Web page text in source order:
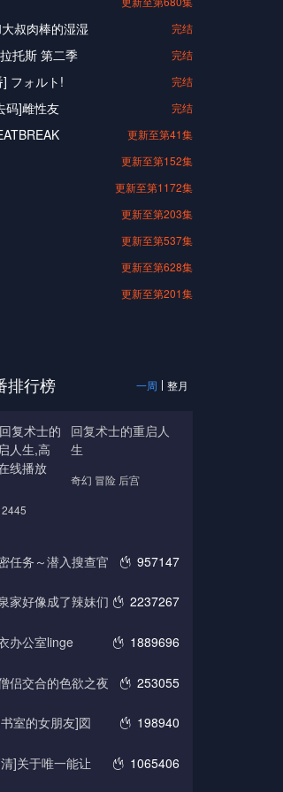
叔肉棒的湿湿 完结
托斯 第二季 完结
フォルト! 完结
码]雌性友 完结
更新至第41集
更新至第152集
更新至第1172集
更新至第203集
更新至第537集
更新至第628集
更新至第201集
排行榜 一周 整月
回复术士的重启人
生
奇幻 冒险 后宫
957147
任务～潜入搜查官
2237267
家好像成了辣妹们
1889696
办公室linge
253055
侣交合的色欲之夜
198940
室的女朋友]図
1065406
]关于唯一能让